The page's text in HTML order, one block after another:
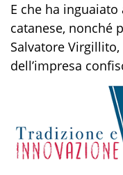
E che ha
catanese, nonché
Salvatore
dell’impresa